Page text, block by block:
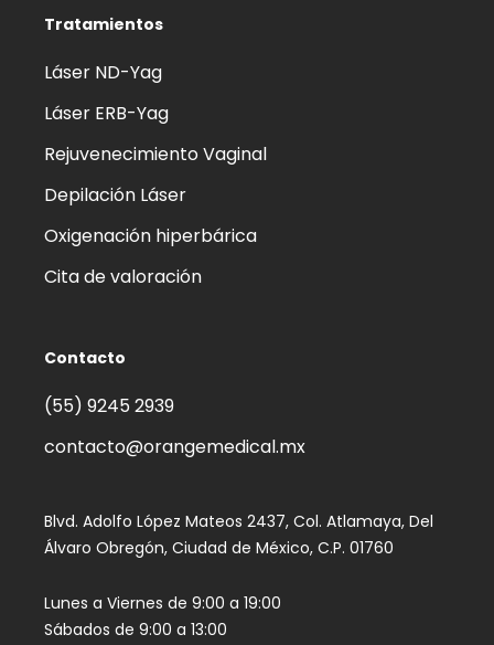
Tratamientos
Láser ND-Yag
Láser ERB-Yag
Rejuvenecimiento Vaginal
Depilación Láser
Oxigenación hiperbárica
Cita de valoración
Contacto
(55) 9245 2939‬
contacto@orangemedical.mx
Blvd. Adolfo López Mateos 2437, Col. Atlamaya, Del
Álvaro Obregón, Ciudad de México, C.P. 01760
Lunes a Viernes de 9:00 a 19:00
Sábados de 9:00 a 13:00